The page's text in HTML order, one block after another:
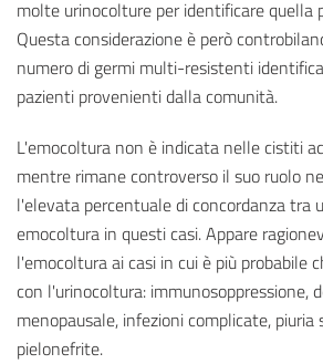
molte urinocolture per identificare quella
Questa considerazione è però
numero di germi multi-resistenti
pazienti provenienti dalla comunità.
L'emocoltura non è indicata nelle cistiti
mentre rimane controverso il suo ruolo
l'elevata percentuale di concordanza tra
emocoltura in questi casi. Appare
l'emocoltura ai casi in cui è più probabile
con l'urinocoltura: immunosoppressione,
menopausale, infezioni complicate,
pielonefrite.